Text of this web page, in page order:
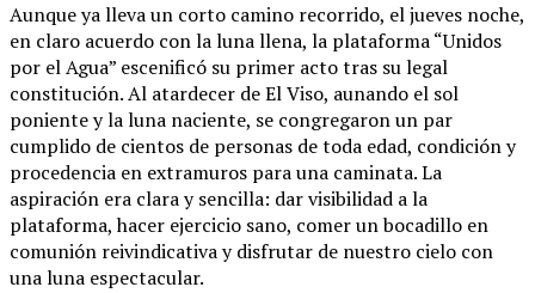
Aunque ya lleva un corto camino recorrido, el jueves noche,
en claro acuerdo con la luna llena, la plataforma “Unidos
por el Agua” escenificó su primer acto tras su legal
constitución. Al atardecer de El Viso, aunando el sol
poniente y la luna naciente, se congregaron un par
cumplido de cientos de personas de toda edad, condición y
procedencia en extramuros para una caminata. La
aspiración era clara y sencilla: dar visibilidad a la
plataforma, hacer ejercicio sano, comer un bocadillo en
comunión reivindicativa y disfrutar de nuestro cielo con
una luna espectacular.